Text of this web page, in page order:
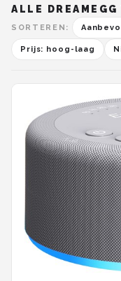
ALLE
SORTEREN:
Prijs: hoog-laag